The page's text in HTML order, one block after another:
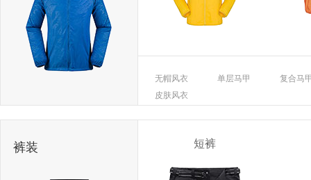
无帽风衣 单层马甲
复合马
皮肤风衣
裤装 短裤